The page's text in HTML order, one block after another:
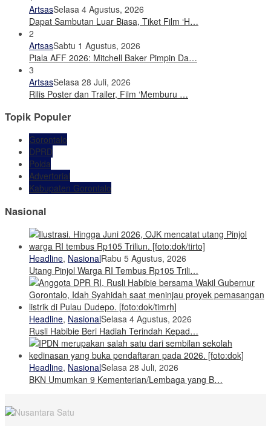
ArtsasSelasa 4 Agustus, 2026
Dapat Sambutan Luar Biasa, Tiket Film ‘H…
2
ArtsasSabtu 1 Agustus, 2026
Piala AFF 2026: Mitchell Baker Pimpin Da…
3
ArtsasSelasa 28 Juli, 2026
Rilis Poster dan Trailer, Film ‘Memburu …
Topik Populer
Gorontalo
DPRD
Polda
Advertorial
Kabupaten Gorontalo
Nasional
Headline, NasionalRabu 5 Agustus, 2026
Utang Pinjol Warga RI Tembus Rp105 Trili…
Headline, NasionalSelasa 4 Agustus, 2026
Rusli Habibie Beri Hadiah Terindah Kepad…
Headline, NasionalSelasa 28 Juli, 2026
BKN Umumkan 9 Kementerian/Lembaga yang B…